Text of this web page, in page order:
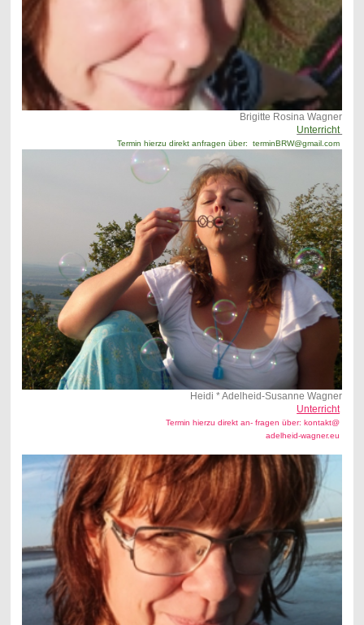
Brigitte Rosina Wagner
Unterricht
Termin hierzu direkt anfragen über: terminBRW@gmail.com
Heidi * Adelheid-Susanne Wagner
Unterricht
Termin hierzu direkt an- fragen über: kontakt@
adelheid-wagner.eu